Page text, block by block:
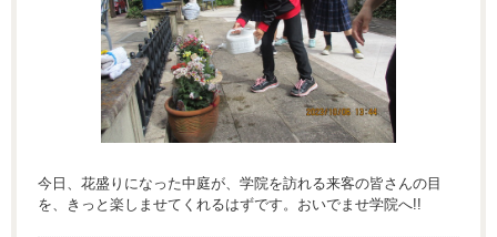
今日、花盛りになった中庭が、学院を訪れる来客の皆さんの目
を、きっと楽しませてくれるはずです。おいでませ学院へ!!